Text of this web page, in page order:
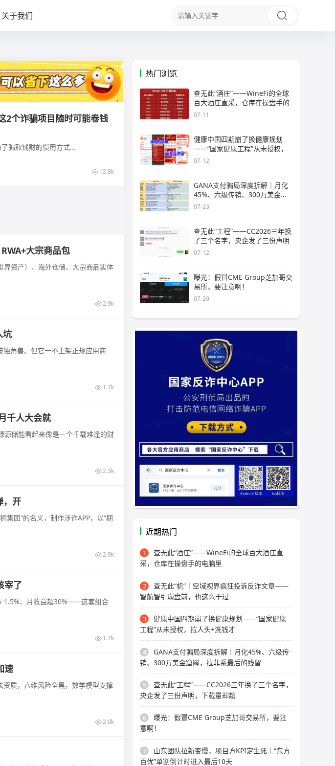
关于我们
2个诈骗项目随时可能卷钱
骗取钱财的惯用方式...
12.8k
大宗商品包
界资产）、海外仓储、大宗商品实体
2.9k
坑
角兽。但它一不上架正规应用商
1.7k
千人大会就
储能看起来像是一个千载难逢的财
2.3k
，开
团”的名义，制作涉诈APP，以“期
2.9k
宰了
1.5%、月收益超30%——这套组合
1.7k
速
质，六维风险全黑，数学模型支撑
2.0k
热门浏览
查无此“酒庄”——WineFi的全球
百大酒庄直采，仓库在操盘手的
07-11
健康中国四期崩了换健康规划
——“国家健康工程”从未授权，
07-12
GANA支付骗局深度拆解｜月化
45%、六级传销、300万美金窟
窿，拉菲
07-23
查无此“工程”——CC2026三年换
了三个名字，央企发了三份声明
07-12
曝光：假冒CME Group芝加哥交
易所，要注意啊！
07-20
近期热门
1
查无此“酒庄”——WineFi的全球百大酒庄直
采，仓库在操盘手的电脑里
2
查无此“机”｜空域视界疯狂投诉反诈文章——
智航智引崩盘前，也这么干过
3
健康中国四期崩了换健康规划——“国家健康
工程”从未授权，拉人头+洗钱才
4
GANA支付骗局深度拆解｜月化45%、六级传
销、300万美金窟窿，拉菲系最后的残留
5
查无此“工程”——CC2026三年换了三个名字，
央企发了三份声明，下载量却超
6
曝光：假冒CME Group芝加哥交易所，要注
意啊！
7
山东团队拉新变慢，项目方KPI定生死｜“东方
百优”单割倒计时进入最后10天